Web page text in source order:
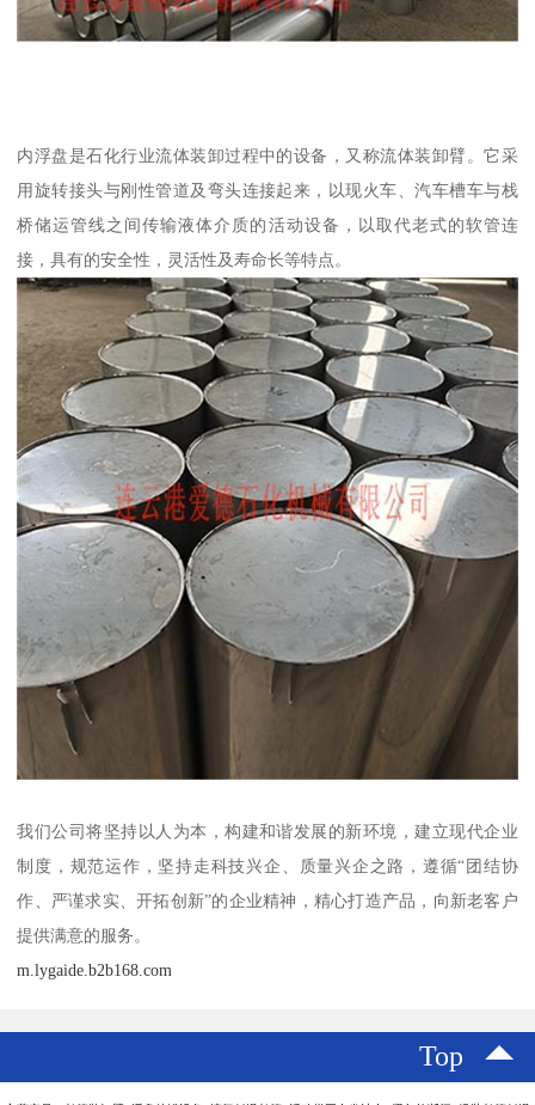
内浮盘是石化行业流体装卸过程中的设备，又称流体装卸臂。它采
用旋转接头与刚性管道及弯头连接起来，以现火车、汽车槽车与栈
桥储运管线之间传输液体介质的活动设备，以取代老式的软管连
接，具有的安全性，灵活性及寿命长等特点。
我们公司将坚持以人为本，构建和谐发展的新环境，建立现代企业
制度，规范运作，坚持走科技兴企、质量兴企之路，遵循“团结协
作、严谨求实、开拓创新”的企业精神，精心打造产品，向新老客户
提供满意的服务。
m.lygaide.b2b168.com
Top